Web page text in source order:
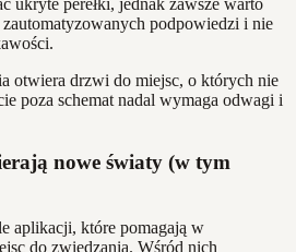
ukryte perełki, jednak zawsze warto
podpowiedzi i nie
otwiera drzwi do miejsc, o których nie
poza schemat nadal wymaga odwagi i
nowe światy (w tym
aplikacji, które pomagają w
do zwiedzania. Wśród nich